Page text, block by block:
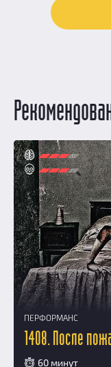
ПЕРФОРМАНС
1408. После
60 минут